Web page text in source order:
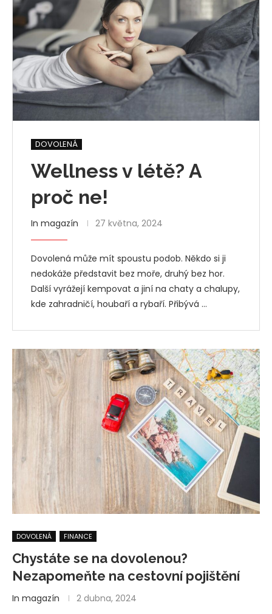
DOVOLENÁ
Wellness v létě? A
proč ne!
In magazín 27 května, 2024
Dovolená může mít spoustu podob. Někdo si ji
nedokáže představit bez moře, druhý bez hor.
Další vyrážejí kempovat a jiní na chaty a chalupy,
kde zahradničí, houbaří a rybaří. Přibývá …
DOVOLENÁ FINANCE
Chystáte se na dovolenou?
Nezapomeňte na cestovní pojištění
In magazín 2 dubna, 2024